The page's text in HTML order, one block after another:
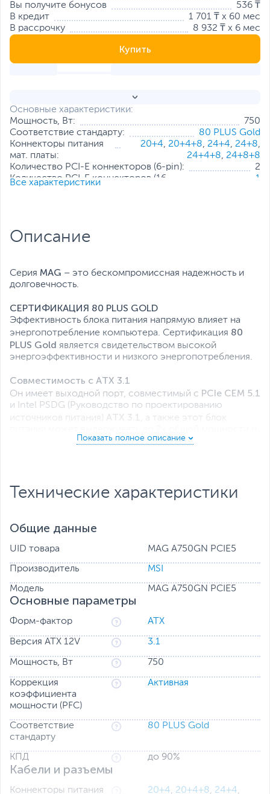
Основные характеристики:
Мощность, Вт:
750
Соответствие стандарту:
80 PLUS Gold
Коннекторы питания
мат. платы:
20+4, 20+4+8, 24+4, 24+8,
24+4+8, 24+8+8
Количество PCI-E коннекторов (6-pin):
2
Количество PCI-E коннекторов (16-
1
Выходной ток по линии +12В, А:
Поддержка EPS12V
Все характеристики
Все характеристики
Вы получите бонусов
536 ₸
В кредит
1 701 ₸ x 60 мес
В рассрочку
8 932 ₸ x 6 мес
Купить
Описание
Серия MAG – это бескомпромиссная надежность и
долговечность.
СЕРТИФИКАЦИЯ 80 PLUS GOLD
Эффективность блока питания напрямую влияет на
энергопотребление компьютера. Сертификация 80
PLUS Gold является свидетельством высокой
энергоэффективности и низкого энергопотребления.
Совместимость с ATX 3.1
Он имеет выходной порт, совместимый с PCIe CEM 5.1
и Intel PSDG (Руководство по проектированию
источников питания)
ATX 3.1
, а также этот блок
3х мощности для GPU.
16-пинов с мощностью450 Вт, совместимым со
PCIe СЕМ 5.1 , обеспечивая более
видеокарт серииRTX 40
Технические характеристики
Общие данные
UID товара MAG A750GN PCIE5
Производитель MSI
Модель MAG A750GN PCIE5
Основные параметры
Форм-фактор ATX
Версия ATX 12V 3.1
Мощность, Вт 750
Коррекция
коэффициента
мощности (PFC)
Активная
Соответствие
стандарту
80 PLUS Gold
КПД до 90%
Кабели и разъемы
Коннекторы питания 20+4, 20+4+8, 24+4,